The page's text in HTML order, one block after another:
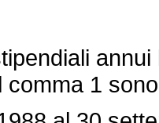
annui
1